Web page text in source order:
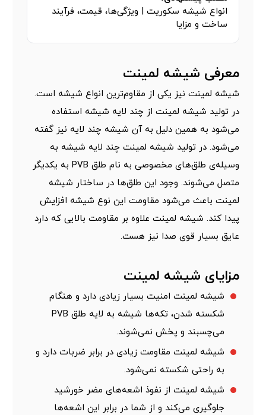
انواع شیشه سکوریت | ویژگی‌ها، قیمت، فرآیند
ساخت و مزایا
معرفی شیشه لمینت
شیشه لمینت نیز یکی از مقاوم‌ترین انواع شیشه است.
در تولید شیشه لمینت از چند لایه شیشه استفاده
می‌شود به همین دلیل به آن شیشه چند لایه نیز گفته
می‌شود. در تولید شیشه لمینت چند لایه شیشه به
وسیله‌ی طلق‌های مخصوصی به نام طلق PVB به یکدیگر
متصل می‌شوند. وجود این طلق‌ها در ساختار شیشه
لمینت باعث می‌شود مقاومت این نوع شیشه افزایش
پیدا کند. شیشه لمینت علاوه بر مقاومت بالایی که دارد
عایق بسیار قوی صدا نیز هست.
مزایای شیشه لمینت
شیشه لمینت امنیت بسیار زیادی دارد و هنگام
شکسته شدن، تکه‌ها شیشه به لایه طلق PVB
می‌چسبند و پخش نمی‌شوند.
شیشه لمینت مقاومت زیادی در برابر ضربات دارد و
به راحتی شکسته نمی‌شود.
شیشه لمینت از نفوذ اشعه‌های مضر خورشید
جلوگیری می‌کند و از شما در برابر این اشعه‌ها